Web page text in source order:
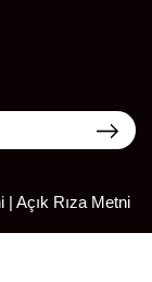
| Açık Rıza Metni